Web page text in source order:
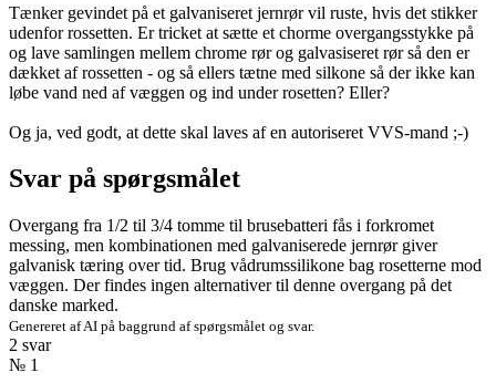
Tænker gevindet på et galvaniseret jernrør vil ruste, hvis det stikker
udenfor rossetten. Er tricket at sætte et chorme overgangsstykke på
og lave samlingen mellem chrome rør og galvasiseret rør så den er
dækket af rossetten - og så ellers tætne med silkone så der ikke kan
løbe vand ned af væggen og ind under rosetten? Eller?
Og ja, ved godt, at dette skal laves af en autoriseret VVS-mand ;-)
Svar på spørgsmålet
Overgang fra 1/2 til 3/4 tomme til brusebatteri fås i forkromet
messing, men kombinationen med galvaniserede jernrør giver
galvanisk tæring over tid. Brug vådrumssilikone bag rosetterne mod
væggen. Der findes ingen alternativer til denne overgang på det
danske marked.
Genereret af AI på baggrund af spørgsmålet og svar.
2 svar
№ 1